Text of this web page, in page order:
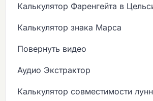
Калькулятор Фаренгейта в
Калькулятор знака Марса
Повернуть видео
Аудио Экстрактор
Калькулятор совместимости